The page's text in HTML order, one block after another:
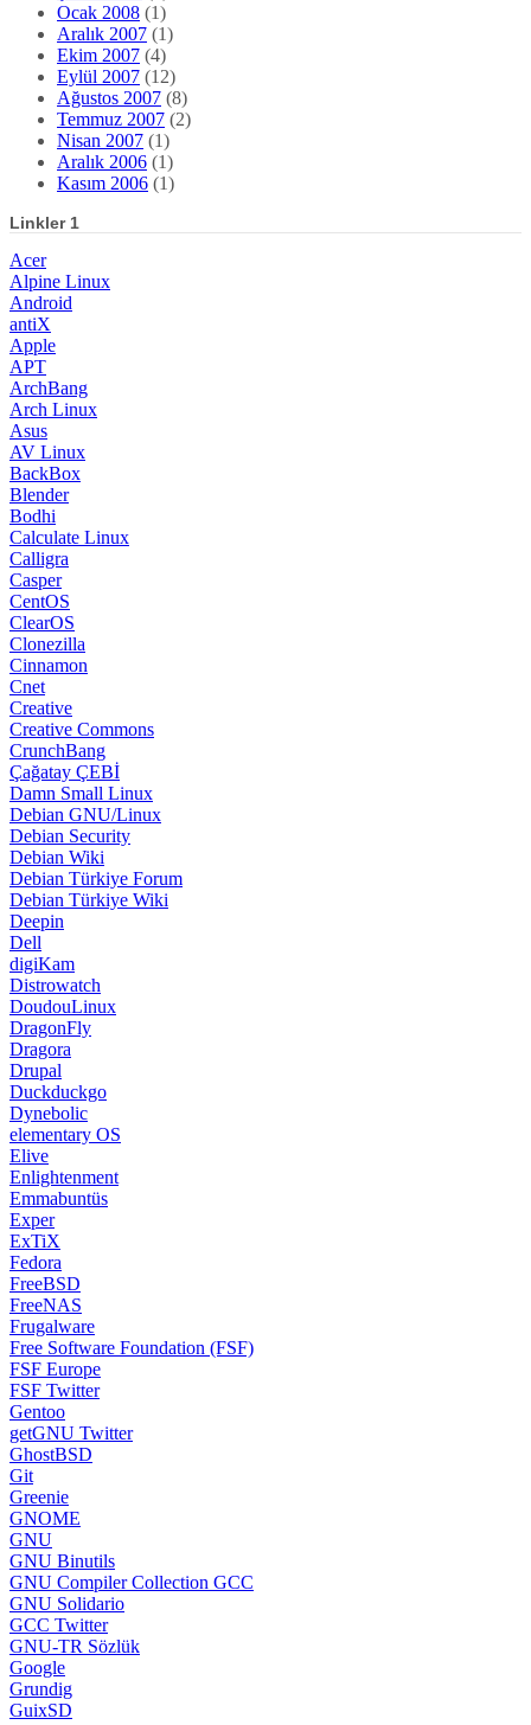
Ocak 2008 (1)
Aralık 2007 (1)
Ekim 2007 (4)
Eylül 2007 (12)
Ağustos 2007 (8)
Temmuz 2007 (2)
Nisan 2007 (1)
Aralık 2006 (1)
Kasım 2006 (1)
Linkler 1
Acer
Alpine Linux
Android
antiX
Apple
APT
ArchBang
Arch Linux
Asus
AV Linux
BackBox
Blender
Bodhi
Calculate Linux
Calligra
Casper
CentOS
ClearOS
Clonezilla
Cinnamon
Cnet
Creative
Creative Commons
CrunchBang
Çağatay ÇEBİ
Damn Small Linux
Debian GNU/Linux
Debian Security
Debian Wiki
Debian Türkiye Forum
Debian Türkiye Wiki
Deepin
Dell
digiKam
Distrowatch
DoudouLinux
DragonFly
Dragora
Drupal
Duckduckgo
Dynebolic
elementary OS
Elive
Enlightenment
Emmabuntüs
Exper
ExTiX
Fedora
FreeBSD
FreeNAS
Frugalware
Free Software Foundation (FSF)
FSF Europe
FSF Twitter
Gentoo
getGNU Twitter
GhostBSD
Git
Greenie
GNOME
GNU
GNU Binutils
GNU Compiler Collection GCC
GNU Solidario
GCC Twitter
GNU-TR Sözlük
Google
Grundig
GuixSD